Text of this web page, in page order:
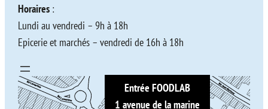
Horaires :
Lundi au vendredi – 9h à 18h
Epicerie et marchés – vendredi de 16h à 18h
Entrée FOODLAB
1 avenue de la marine